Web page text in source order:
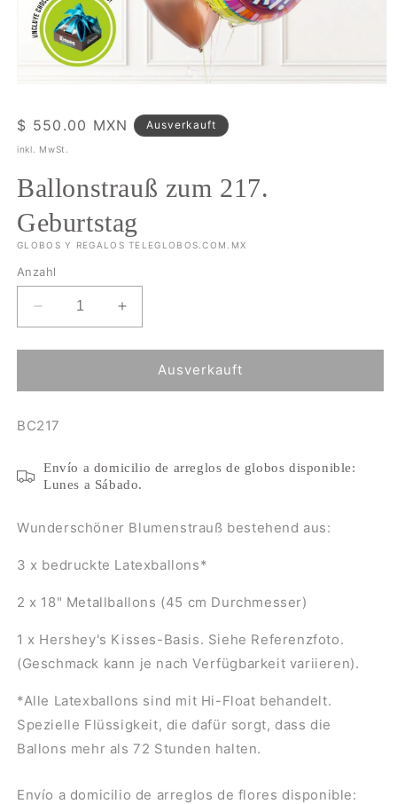
Modal
Normaler
Preis
$ 550.00 MXN Ausverkauft
inkl. MwSt.
Ballonstrauß zum 217.
Geburtstag
GLOBOS Y REGALOS TELEGLOBOS.COM.MX
Anzahl
Verringere
die
Menge
Ballonstrauß
217.
Erhöhe
die
Menge
Ballonstrauß
Ausverkauft
SKU:
BC217
Envío a domicilio de arreglos de globos disponible:
Lunes a Sábado.
Wunderschöner Blumenstrauß bestehend aus:
3 x bedruckte Latexballons*
2 x 18" Metallballons (45 cm Durchmesser)
1 x Hershey's Kisses-Basis. Siehe Referenzfoto.
(Geschmack kann je nach Verfügbarkeit variieren).
*Alle Latexballons sind mit Hi-Float behandelt.
Spezielle Flüssigkeit, die dafür sorgt, dass die
Ballons mehr als 72 Stunden halten.
Envío a domicilio de arreglos de flores disponible: